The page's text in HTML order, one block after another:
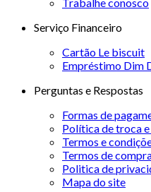
Serviço Financeiro
Cartão Le biscuit
Empréstimo Dim
Perguntas e Respostas
Formas de
Política de troca
Termos e
Termos de
Politica de
Mapa do site